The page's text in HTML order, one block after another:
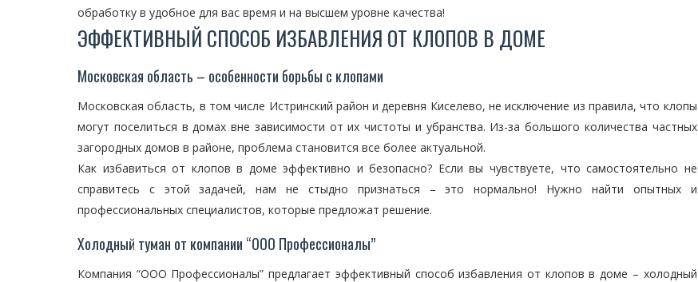
обработку в удобное для вас время и на высшем уровне качества!
ЭФФЕКТИВНЫЙ СПОСОБ ИЗБАВЛЕНИЯ ОТ КЛОПОВ В ДОМЕ
Московская область – особенности борьбы с клопами
Московская область, в том числе Истринский район и деревня Киселево, не исключение из правила, что клопы
могут поселиться в домах вне зависимости от их чистоты и убранства. Из-за большого количества частных
загородных домов в районе, проблема становится все более актуальной.
Как избавиться от клопов в доме эффективно и безопасно? Если вы чувствуете, что самостоятельно не
справитесь с этой задачей, нам не стыдно признаться – это нормально! Нужно найти опытных и
профессиональных специалистов, которые предложат решение.
Холодный туман от компании “ООО Профессионалы”
Компания “ООО Профессионалы” предлагает эффективный способ избавления от клопов в доме – холодный